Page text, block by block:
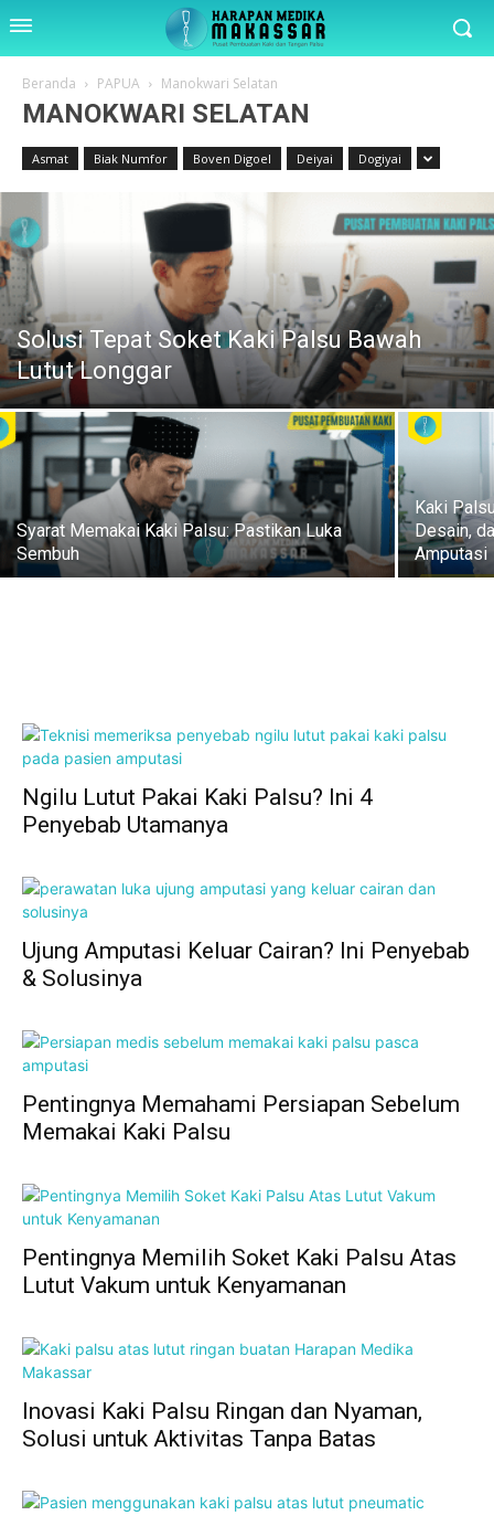
Beranda PAPUA Manokwari Selatan
MANOKWARI SELATAN
Asmat Biak Numfor Boven Digoel Deiyai Dogiyai
Solusi Tepat Soket Kaki Palsu Bawah
Lutut Longgar
Syarat Memakai Kaki Palsu: Pastikan Luka
Sembuh
Kaki
Desain,
Amputasi
Ngilu Lutut Pakai Kaki Palsu? Ini 4
Penyebab Utamanya
Ujung Amputasi Keluar Cairan? Ini Penyebab
& Solusinya
Pentingnya Memahami Persiapan Sebelum
Memakai Kaki Palsu
Pentingnya Memilih Soket Kaki Palsu Atas
Lutut Vakum untuk Kenyamanan
Inovasi Kaki Palsu Ringan dan Nyaman,
Solusi untuk Aktivitas Tanpa Batas